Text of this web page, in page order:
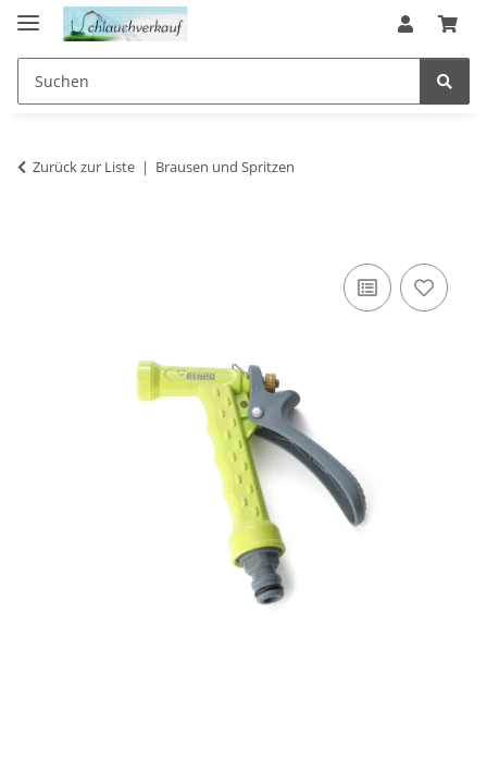
Zurück zur Liste Brausen und Spritzen